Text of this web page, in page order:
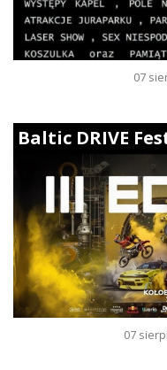
07
Baltic DRIVE
07